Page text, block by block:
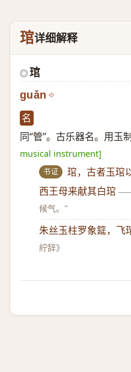
琯详细解释
◎ 琯
guǎn
名
同“管”。古乐器名。用玉
musical instrument]
书证 琯，古者玉琯
西王母来献其白琯
候气。”
朱丝玉柱罗象筵，飞
紵辞》